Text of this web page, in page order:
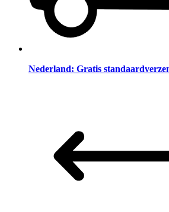
Nederland: Gratis